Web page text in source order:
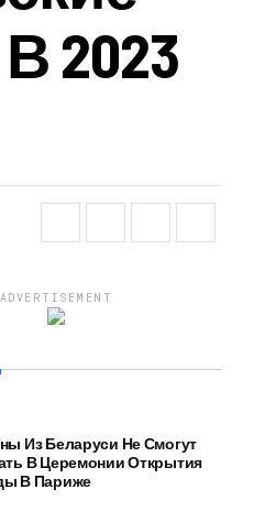
2023
ADVERTISEMENT
Из Беларуси Не Смогут
В Церемонии Открытия
В Париже